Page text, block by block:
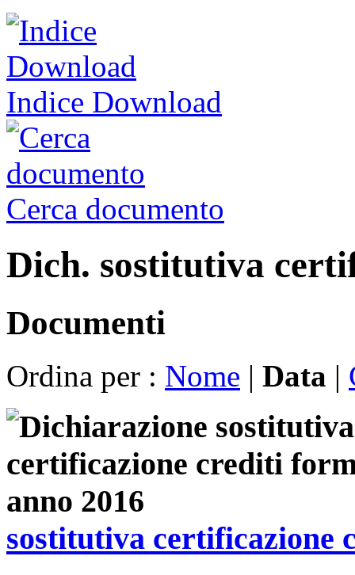
Indice Download
Cerca documento
Dich. sostitutiva
Documenti
Ordina per : Nome | Data |
sostitutiva certificazione